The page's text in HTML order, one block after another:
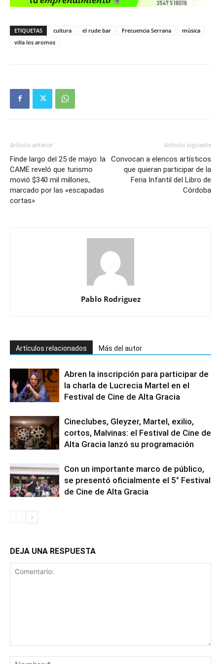
ETIQUETAS cultura el rude bar Frecuencia Serrana
música
villa los aromos
Artículo anterior
Finde largo del 25 de mayo: la
CAME reveló que turismo
movió $340 mil millones,
marcado por las «escapadas
cortas»
Artículo siguiente
Convocan a elencos artísticos
que quieran participar de la
Feria Infantil del Libro de
Córdoba
Pablo Rodriguez
Artículos relacionados Más del autor
Abren la inscripción para participar de
la charla de Lucrecia Martel en el
Festival de Cine de Alta Gracia
Cineclubes, Gleyzer, Martel, exilio,
cortos, Malvinas: el Festival de Cine de
Alta Gracia lanzó su programación
Con un importante marco de público,
se presentó oficialmente el 5° Festival
de Cine de Alta Gracia
DEJA UNA RESPUESTA